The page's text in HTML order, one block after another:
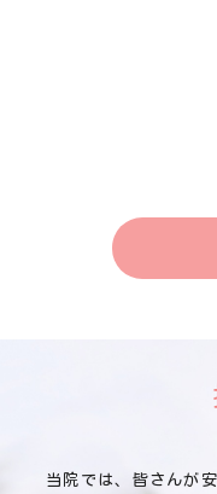
当院では、皆さんが